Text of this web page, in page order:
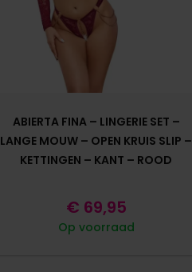
ABIERTA FINA – LINGERIE SET –
LANGE MOUW – OPEN KRUIS SLIP –
KETTINGEN – KANT – ROOD
Op voorraad
€ 69,95